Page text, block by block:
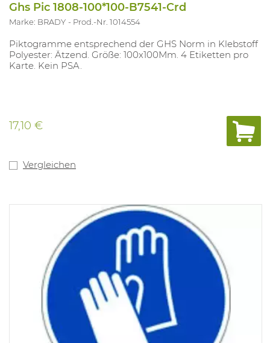
Ghs Pic 1808-100*100-B7541-Crd
Marke: BRADY Prod.-Nr. 1014554
Piktogramme entsprechend der GHS Norm in Klebstoff
Polyester: Ätzend. Größe: 100x100Mm. 4 Etiketten pro
Karte. Kein PSA.
17,10 €
Vergleichen